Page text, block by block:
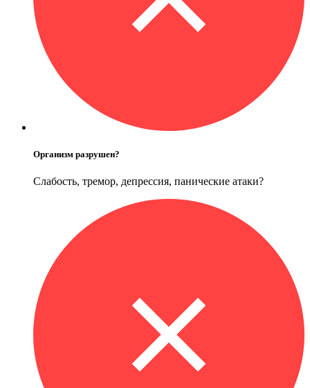
Организм разрушен?
Слабость, тремор, депрессия, панические атаки?